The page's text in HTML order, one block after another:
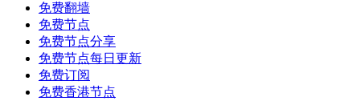
免费翻墙
免费节点
免费节点分享
免费节点每日更新
免费订阅
免费香港节点